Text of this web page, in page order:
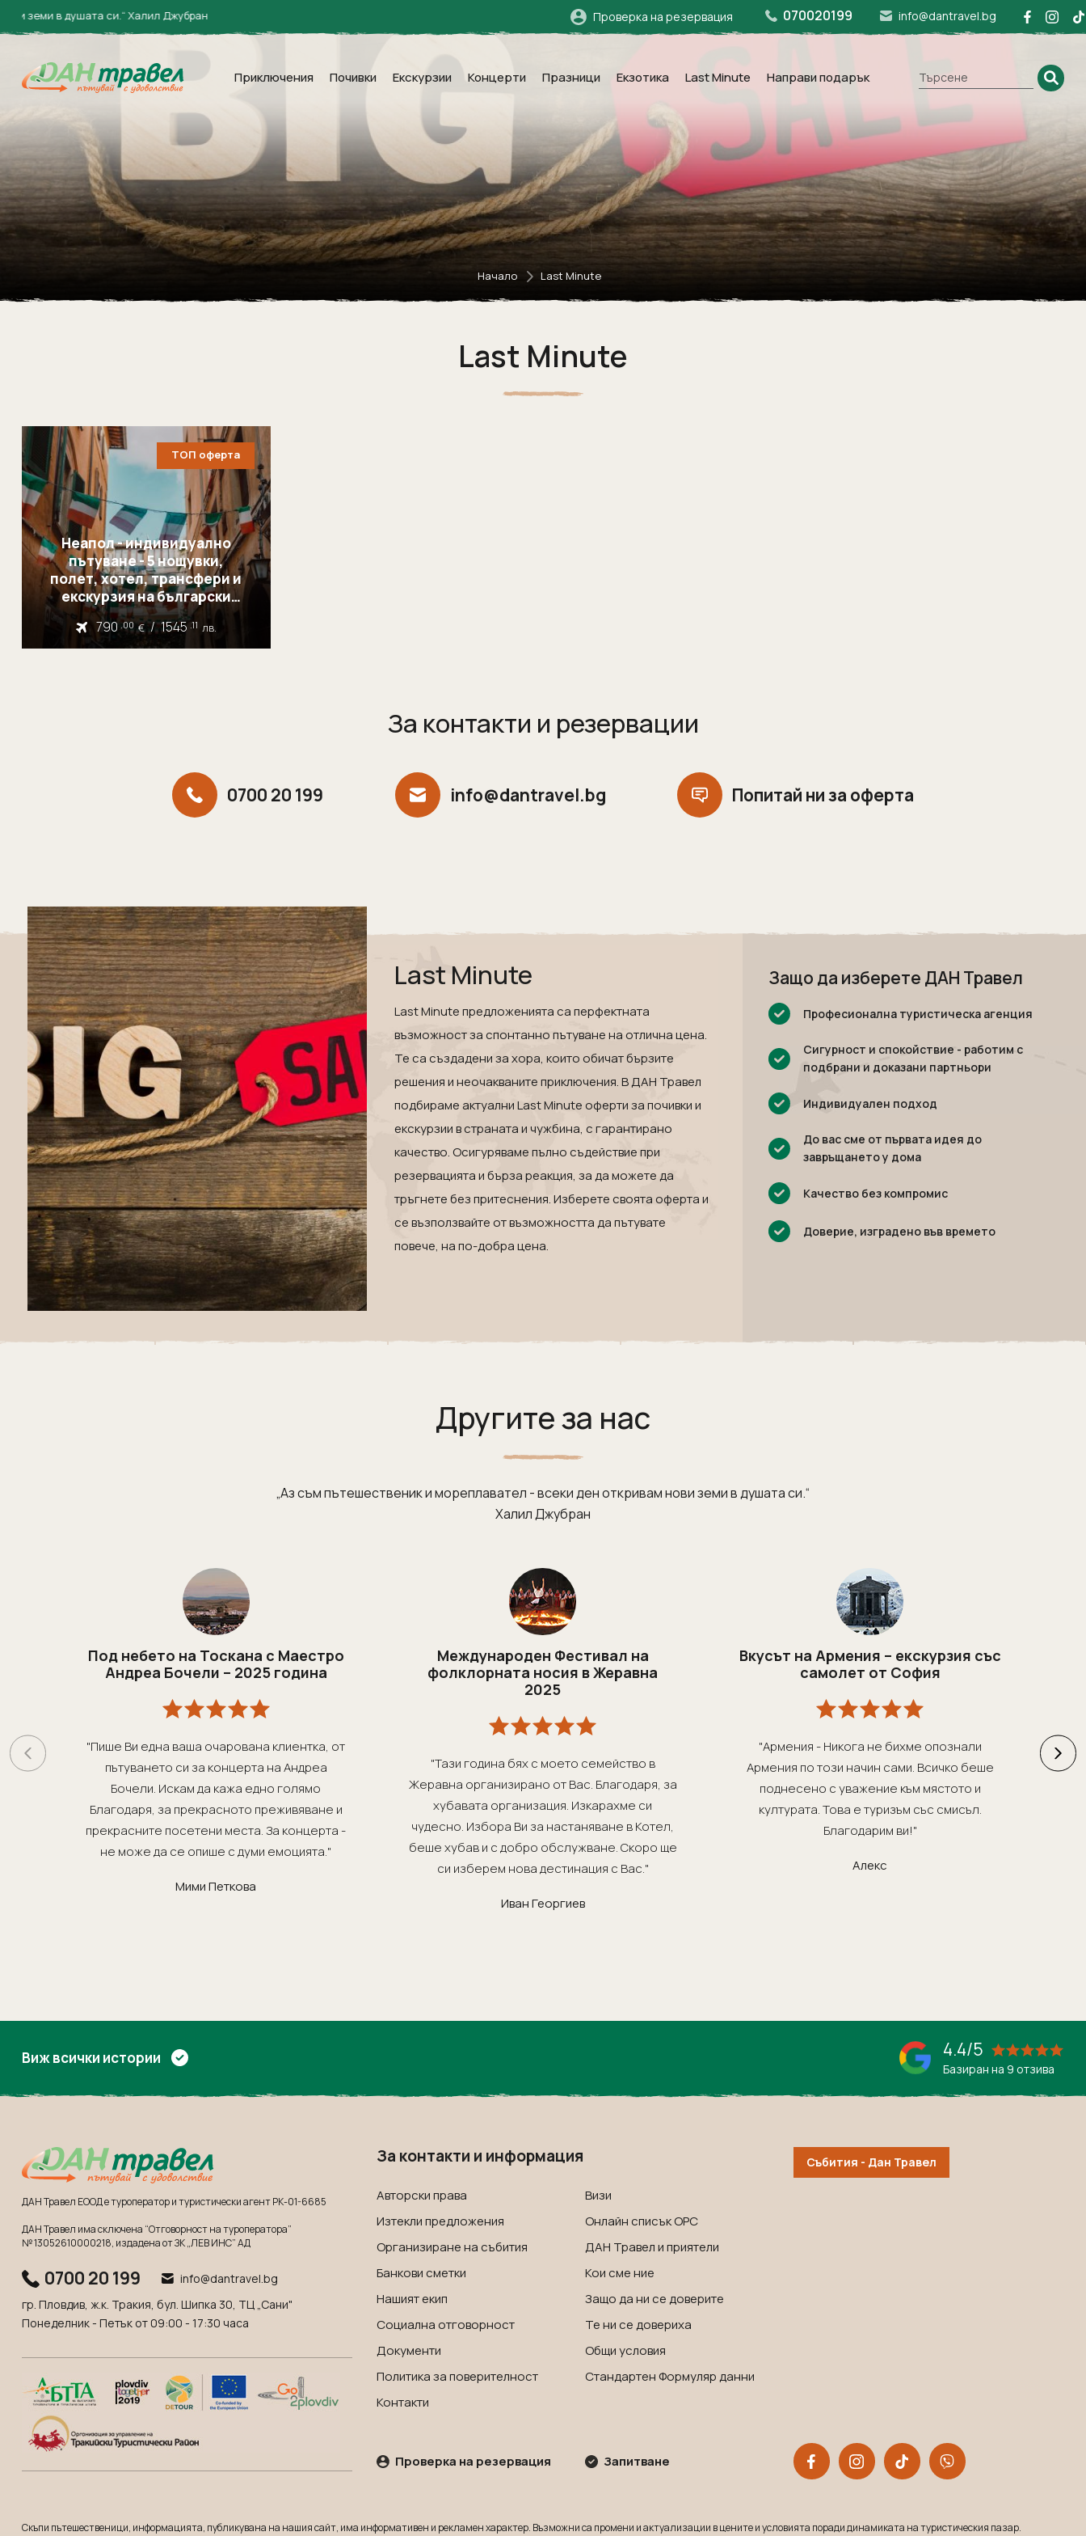
душата си.“ Халил Джубран Проверка на резервация 070020199 info@dantravel.bg
Приключения Почивки Екскурзии Концерти Празници Екзотика Last Minute Направи подарък
Начало Last Minute
Last Minute
ТОП оферта
Неапол - индивидуално
пътуване - 5 нощувки,
полет, хотел, трансфери и
екскурзия на български
език
790 .00 € / 1545 .11 лв.
За контакти и резервации
0700 20 199 info@dantravel.bg Попитай ни за оферта
Last Minute
Last Minute предложенията са перфектната
възможност за спонтанно пътуване на отлична цена.
Те са създадени за хора, които обичат бързите
решения и неочакваните приключения. В ДАН Травел
подбираме актуални Last Minute оферти за почивки и
екскурзии в страната и чужбина, с гарантирано
качество. Осигуряваме пълно съдействие при
резервацията и бърза реакция, за да можете да
тръгнете без притеснения. Изберете своята оферта и
се възползвайте от възможността да пътувате
повече, на по-добра цена.
Защо да изберете ДАН Травел
Професионална туристическа агенция
Сигурност и спокойствие - работим с
подбрани и доказани партньори
Индивидуален подход
До вас сме от първата идея до
завръщането у дома
Качество без компромис
Доверие, изградено във времето
Другите за нас
„Аз съм пътешественик и мореплавател - всеки ден откривам нови земи в душата си.“
Халил Джубран
Под небето на Тоскана с Маестро
Андреа Бочели – 2025 година
"Пише Ви една ваша очарована клиентка, от
пътуването си за концерта на Андреа
Бочели. Искам да кажа едно голямо
Благодаря, за прекрасното преживяване и
прекрасните посетени места. За концерта -
не може да се опише с думи емоцията."
Мими Петкова
Международен Фестивал на
фолклорната носия в Жеравна
2025
"Тази година бях с моето семейство в
Жеравна организирано от Вас. Благодаря, за
хубавата организация. Изкарахме си
чудесно. Избора Ви за настаняване в Котел,
беше хубав и с добро обслужване. Скоро ще
си изберем нова дестинация с Вас."
Иван Георгиев
Вкусът на Армения – екскурзия със
самолет от София
"Армения - Никога не бихме опознали
Армения по този начин сами. Всичко беше
поднесено с уважение към мястото и
културата. Това е туризъм със смисъл.
Благодарим ви!"
Алекс
Виж всички истории 4.4/5
Базиран на 9 отзива
ДАН Травел ЕООД е туроператор и туристически агент РК-01-6685
ДАН Травел има сключена “Отговорност на туроператора”
№ 13052610000218, издадена от ЗК „ЛЕВ ИНС” АД
0700 20 199
info@dantravel.bg
гр. Пловдив, ж.к. Тракия, бул. Шипка 30, ТЦ „Сани"
Понеделник - Петък от 09:00 - 17:30 часа
За контакти и информация
Авторски права
Визи
Изтекли предложения
Онлайн списък OРС
Организиране на събития
ДАН Травел и приятели
Банкови сметки
Кои сме ние
Нашият екип
Защо да ни се доверите
Социална отговорност
Те ни се довериха
Документи
Общи условия
Политика за поверителност
Стандартен Формуляр данни
Контакти
Проверка на резервация Запитване
Събития - Дан Травел
Скъпи пътешественици, информацията, публикувана на нашия сайт, има информативен и рекламeн характер. Възможни са промени и актуализации в цените и условията поради динамиката на туристическия пазар.